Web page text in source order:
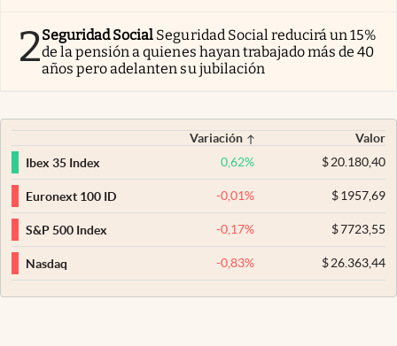
2Seguridad Social Seguridad Social reducirá un 15%
de la pensión a quienes hayan trabajado más de 40
años pero adelanten su jubilación
Variación
Valor
Ibex 35 Index
0,62% $20.180,40
Euronext 100 ID -0,01% $1957,69
S&P 500 Index -0,17% $7723,55
Nasdaq -0,83% $26.363,44